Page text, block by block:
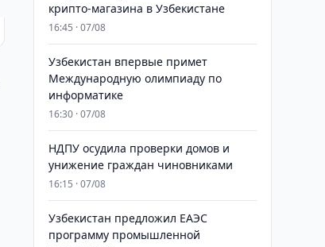
крипто-магазина в Узбекистане
16:45 · 07/08
Узбекистан впервые примет
Международную олимпиаду по
информатике
16:30 · 07/08
НДПУ осудила проверки домов и
унижение граждан чиновниками
16:15 · 07/08
Узбекистан предложил ЕАЭС
программу промышленной